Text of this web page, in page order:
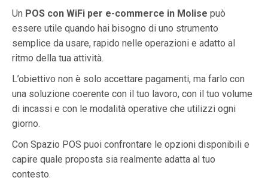
Un POS con WiFi per e-commerce in Molise può
essere utile quando hai bisogno di uno strumento
semplice da usare, rapido nelle operazioni e adatto al
ritmo della tua attività.
L’obiettivo non è solo accettare pagamenti, ma farlo con
una soluzione coerente con il tuo lavoro, con il tuo volume
di incassi e con le modalità operative che utilizzi ogni
giorno.
Con Spazio POS puoi confrontare le opzioni disponibili e
capire quale proposta sia realmente adatta al tuo
contesto.